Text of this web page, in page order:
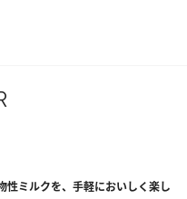
性ミルクを、手軽においしく楽し